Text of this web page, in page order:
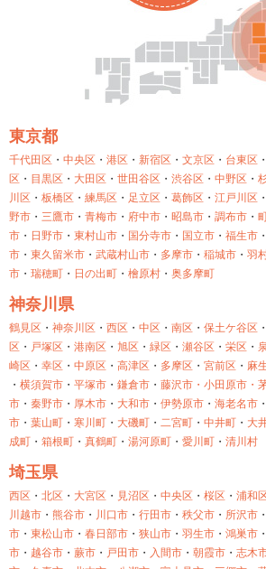
東京都
千代田区 ・ 中央区 ・ 港区 ・ 新宿区 ・ 文京区 ・ 台東区 ・
区 ・ 目黒区 ・ 大田区 ・ 世田谷区 ・ 渋谷区 ・ 中野区 ・
川区 ・ 板橋区 ・ 練馬区 ・ 足立区 ・ 葛飾区 ・ 江戸川区 ・
野市 ・ 三鷹市 ・ 青梅市 ・ 府中市 ・ 昭島市 ・ 調布市 ・
市 ・ 日野市 ・ 東村山市 ・ 国分寺市 ・ 国立市 ・ 福生市 ・
市 ・ 東久留米市 ・ 武蔵村山市 ・ 多摩市 ・ 稲城市 ・ 羽
市 ・ 瑞穂町 ・ 日の出町 ・ 檜原村 ・ 奥多摩町
神奈川県
鶴見区 ・ 神奈川区 ・ 西区 ・ 中区 ・ 南区 ・ 保土ケ谷区 ・
区 ・ 戸塚区 ・ 港南区 ・ 旭区 ・ 緑区 ・ 瀬谷区 ・ 栄区 ・
崎区 ・ 幸区 ・ 中原区 ・ 高津区 ・ 多摩区 ・ 宮前区 ・ 麻
・ 横須賀市 ・ 平塚市 ・ 鎌倉市 ・ 藤沢市・ 小田原市・
市 ・ 秦野市 ・ 厚木市 ・ 大和市 ・ 伊勢原市 ・ 海老名市 ・
市 ・ 葉山町 ・ 寒川町 ・ 大磯町 ・ 二宮町 ・ 中井町 ・ 大
成町 ・ 箱根町 ・ 真鶴町 ・ 湯河原町 ・ 愛川町 ・ 清川村
埼玉県
西区 ・ 北区 ・ 大宮区 ・ 見沼区 ・ 中央区 ・ 桜区 ・ 浦和
川越市 ・ 熊谷市 ・ 川口市 ・ 行田市 ・ 秩父市 ・ 所沢市 ・
市 ・ 東松山市 ・ 春日部市 ・ 狭山市 ・ 羽生市 ・ 鴻巣市 ・
市 ・ 越谷市 ・ 蕨市 ・ 戸田市 ・ 入間市 ・ 朝霞市 ・ 志木